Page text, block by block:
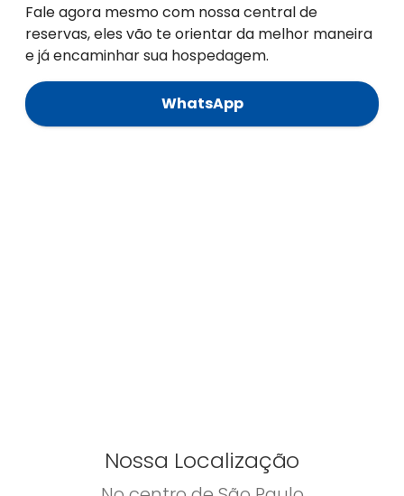
Fale agora mesmo com nossa central de
reservas, eles vão te orientar da melhor maneira
e já encaminhar sua hospedagem.
WhatsApp
Nossa Localização